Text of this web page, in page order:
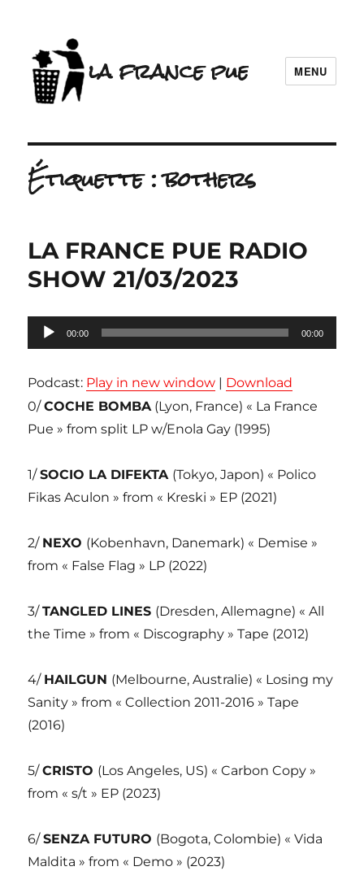
la france pue MENU
Étiquette :bothers
LA FRANCE PUE RADIO
SHOW 21/03/2023
Lecteur
audio
00:00 00:00
Podcast: Play in new window | Download
0/COCHE BOMBA(Lyon, France) « La France
Pue » from split LP w/Enola Gay (1995)
1/SOCIO LA DIFEKTA (Tokyo, Japon) « Polico
Fikas Aculon » from « Kreski » EP (2021)
2/ NEXO (Kobenhavn, Danemark) « Demise »
from « False Flag » LP (2022)
3/TANGLED LINES (Dresden, Allemagne) « All
the Time » from « Discography » Tape (2012)
4/ HAILGUN (Melbourne, Australie) « Losing my
Sanity » from « Collection 2011-2016 » Tape
(2016)
5/CRISTO (Los Angeles, US) « Carbon Copy »
from « s/t » EP (2023)
6/SENZA FUTURO (Bogota, Colombie) « Vida
Maldita » from « Demo » (2023)